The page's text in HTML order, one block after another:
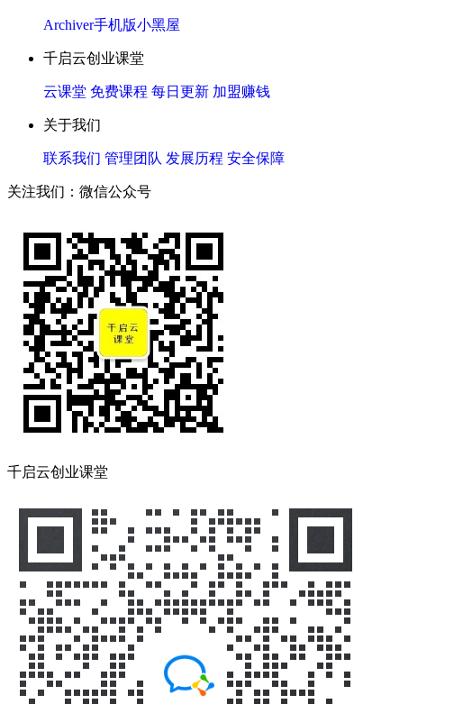
Archiver手机版小黑屋
千启云创业课堂
云课堂 免费课程 每日更新 加盟赚钱
关于我们
联系我们 管理团队 发展历程 安全保障
关注我们：微信公众号
千启云创业课堂